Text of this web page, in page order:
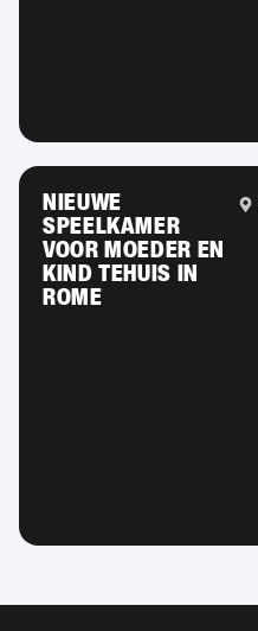
NIEUWE
SPEELKAMER
VOOR MOEDER EN
KIND TEHUIS IN
ROME